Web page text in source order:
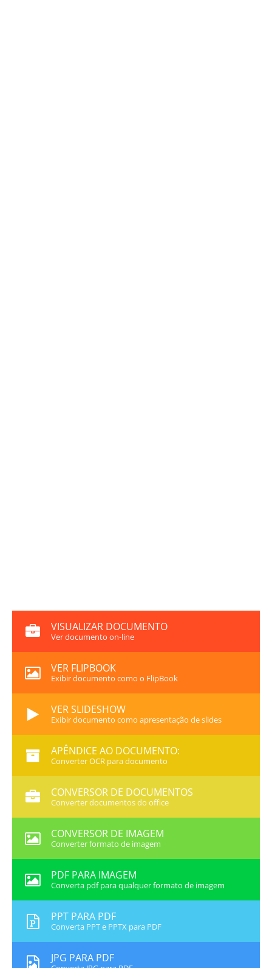
VISUALIZAR DOCUMENTO
Ver documento on-line
VER FLIPBOOK
Exibir documento como o FlipBook
VER SLIDESHOW
Exibir documento como apresentação de slides
APÊNDICE AO DOCUMENTO:
Converter OCR para documento
CONVERSOR DE DOCUMENTOS
Converter documentos do office
CONVERSOR DE IMAGEM
Converter formato de imagem
PDF PARA IMAGEM
Converta pdf para qualquer formato de imagem
PPT PARA PDF
Converta PPT e PPTX para PDF
JPG PARA PDF